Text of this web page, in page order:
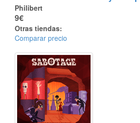
Philibert
9€
Otras tiendas:
Comparar precio